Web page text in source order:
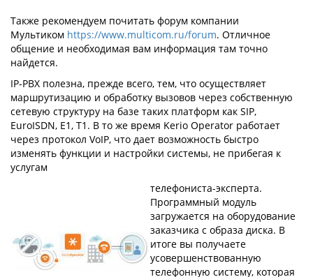
Также рекомендуем почитать форум компании
Мультиком https://www.multicom.ru/forum. Отличное
общение и необходимая вам информация там точно
найдется.
IP-PBX полезна, прежде всего, тем, что осуществляет
маршрутизацию и обработку вызовов через собственную
сетевую структуру на базе таких платформ как SIP,
EuroISDN, E1, T1. В то же время Kerio Operator работает
через протокол VoIP, что дает возможность быстро
изменять функции и настройки системы, не прибегая к
услугам
телефониста-эксперта.
Программный модуль
загружается на оборудование
заказчика с образа диска. В
итоге вы получаете
усовершенствованную
телефонную систему, которая